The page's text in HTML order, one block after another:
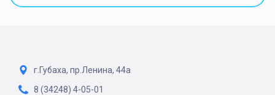
г.Губаха, пр.Ленина, 44а
8 (34248) 4-05-01